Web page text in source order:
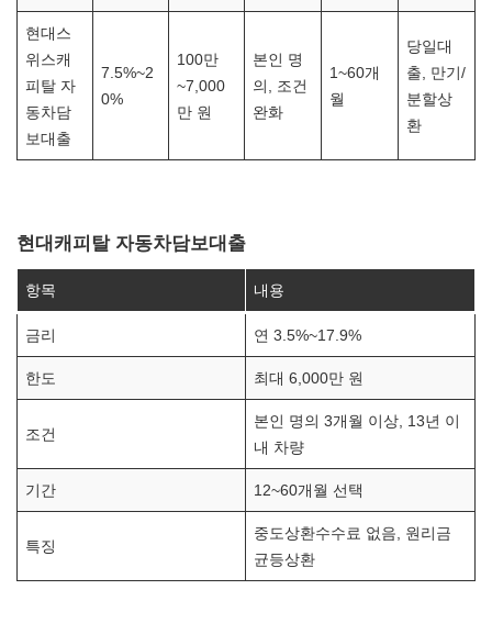
현대스
위스캐
피탈 자
동차담
보대출
7.5%~2
0%
100만
~7,000
만 원
본인 명
의, 조건
완화
1~60개
월
당일대
출, 만기/
분할상
환
현대캐피탈 자동차담보대출
항목 내용
금리 연 3.5%~17.9%
한도 최대 6,000만 원
조건
본인 명의 3개월 이상, 13년 이
내 차량
기간 12~60개월 선택
특징
중도상환수수료 없음, 원리금
균등상환